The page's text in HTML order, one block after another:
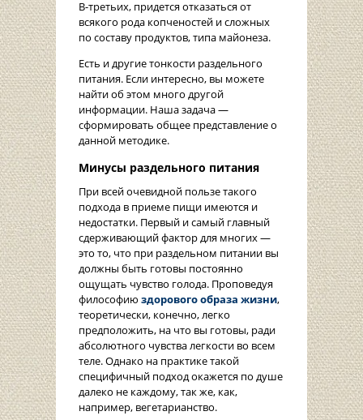
В-третьих, придется отказаться от
всякого рода копченостей и сложных
по составу продуктов, типа майонеза.
Есть и другие тонкости раздельного
питания. Если интересно, вы можете
найти об этом много другой
информации. Наша задача —
сформировать общее представление о
данной методике.
Минусы раздельного питания
При всей очевидной пользе такого
подхода в приеме пищи имеются и
недостатки. Первый и самый главный
сдерживающий фактор для многих —
это то, что при раздельном питании вы
должны быть готовы постоянно
ощущать чувство голода. Проповедуя
философию здорового образа жизни,
теоретически, конечно, легко
предположить, на что вы готовы, ради
абсолютного чувства легкости во всем
теле. Однако на практике такой
специфичный подход окажется по душе
далеко не каждому, так же, как,
например, вегетарианство.